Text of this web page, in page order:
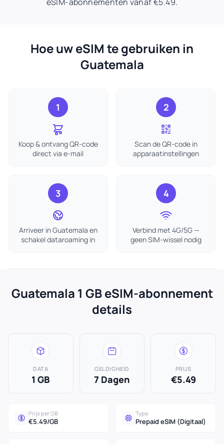
Hoe uw eSIM te gebruiken in
Guatemala
1
Koop & ontvang QR-code
direct via e-mail
2
Scan de QR-code in
apparaatinstellingen
3
Arriveer in Guatemala en
schakel dataroaming in
4
Verbind met 4G/5G —
geen SIM-wissel nodig
Guatemala 1 GB eSIM-abonnement
details
DATA
1 GB
GELDIGHEID
7 Dagen
PRIJS
€5.49
Prijs per GB
€5.49/GB
Type
Prepaid eSIM (Digitaal)